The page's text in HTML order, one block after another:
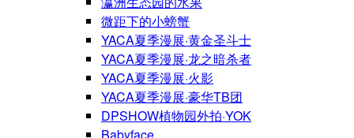
微距下的小螃蟹
YACA夏季漫展·黄金圣斗士
YACA夏季漫展·龙之暗杀者
YACA夏季漫展·火影
YACA夏季漫展·豪华TB团
DPSHOW植物园外拍·YOK